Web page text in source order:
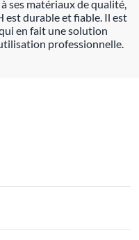
ses matériaux de qualité,
est durable et fiable. Il est
en fait une solution
professionnelle.